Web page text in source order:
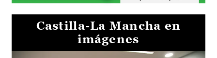
Castilla-La Mancha en
imágenes